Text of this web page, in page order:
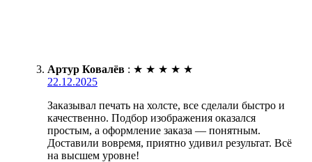
Артур Ковалёв : ★ ★ ★ ★ ★
22.12.2025
Заказывал печать на холсте, все сделали быстро и
качественно. Подбор изображения оказался
простым, а оформление заказа — понятным.
Доставили вовремя, приятно удивил результат. Всё
на высшем уровне!